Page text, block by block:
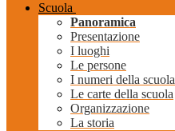
Scuola
Panoramica
Presentazione
I luoghi
Le persone
I numeri della scuola
Le carte della scuola
Organizzazione
La storia